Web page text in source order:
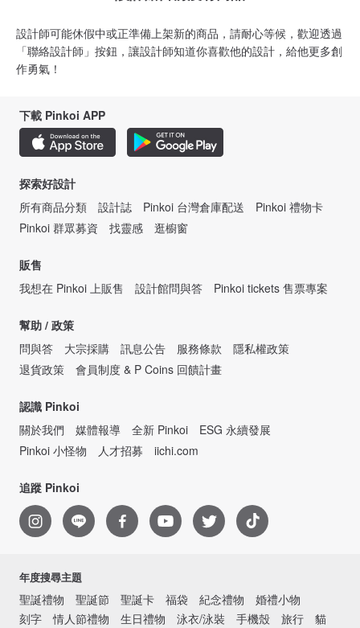
設計師可能休假中或正準備上架新的商品，請耐心等候，歡迎透過
「聯絡設計師」按鈕，讓設計師知道你喜歡他的設計，給他更多創
作勇氣！
下載 Pinkoi APP
探索好設計
所有商品分類
設計誌 Pinkoi 台灣倉庫配送
Pinkoi 禮物卡
Pinkoi 群眾募資
找靈感 逛櫥窗
販售
我想在 Pinkoi 上販售
設計館問與答 Pinkoi tickets 售票專案
幫助 / 政策
問與答
大宗採購 訊息公告 服務條款
隱私權政策
退貨政策
會員制度 & P Coins 回饋計畫
認識 Pinkoi
關於我們
媒體報導 全新 Pinkoi
ESG 永續發展
Pinkoi 小怪物
人才招募 iichi.com
追蹤 Pinkoi
年度搜尋主題
聖誕禮物 聖誕節 聖誕卡 福袋 紀念禮物
婚禮小物
刻字
情人節禮物 生日禮物 泳衣/泳裝 手機殼 旅行 貓